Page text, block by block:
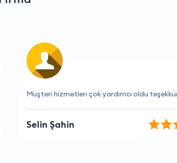
Gerçekten memnun kaldım, tavsiye ederim.
Ali Çelik